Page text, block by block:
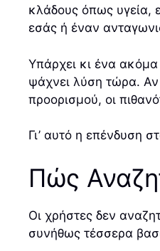
κλάδους όπως υγεία,
εσάς ή έναν
Υπάρχει κι ένα
ψάχνει λύση τώρα. Αν
προορισμού, οι
Γι’ αυτό η επένδυση
Πώς
Οι χρήστες δεν
συνήθως τέσσερα